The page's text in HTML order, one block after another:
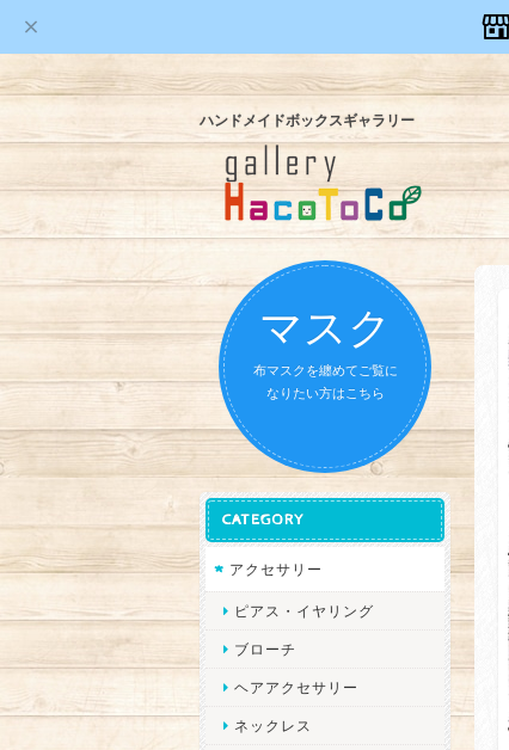
ハンドメイドボックスギャラリー
マスク
布マスクを纏めてご覧に
なりたい方はこちら
CATEGORY
アクセサリー
ピアス・イヤリング
ブローチ
ヘアアクセサリー
ネックレス